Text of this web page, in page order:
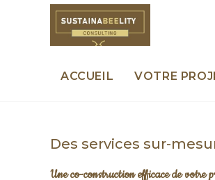
ACCUEIL VOTRE
Des services sur-
Une co-construction efficace de votre